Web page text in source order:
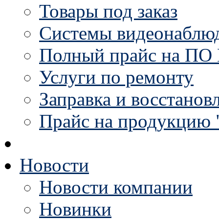
Товары под заказ
Системы
Полный прайс на ПО
Услуги по ремонту
Заправка и
Прайс на продукцию
Новости
Новости компании
Новинки